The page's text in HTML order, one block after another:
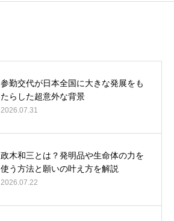
参勤交代が日本全国に大きな発展をも
たらした超意外な背景
2026.07.31
政木和三とは？発明品や生命体の力を
使う方法と願いの叶え方を解説
2026.07.22